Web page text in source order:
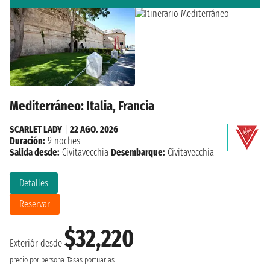
Mediterráneo: Italia, Francia
Exteriór desde $32,220
precio por persona Tasas portuarias
Detalles
Reservar
SCARLET LADY
22 AGO. 2026
Duración: 9 noches
Salida desde: Civitavecchia Desembarque: Civitavecchia